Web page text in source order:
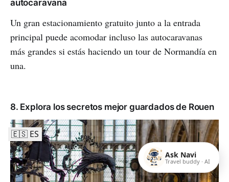
autocaravana
Un gran estacionamiento gratuito junto a la entrada
principal puede acomodar incluso las autocaravanas
más grandes si estás haciendo un tour de Normandía en
una.
8. Explora los secretos mejor guardados de Rouen
Ask Navi
Travel buddy · AI
🇪🇸 ES